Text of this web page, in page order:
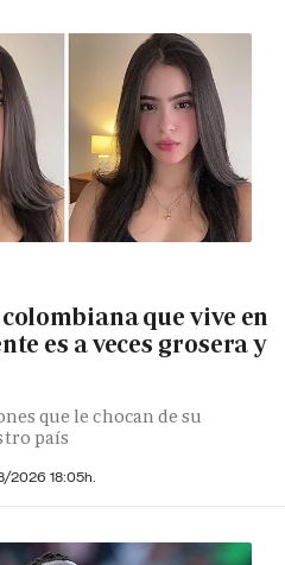
que vive en
es a veces grosera y
que le chocan de su
país
2026 18:05h.